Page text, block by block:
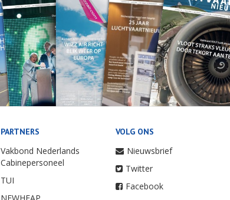
PARTNERS
Vakbond Nederlands
Cabinepersoneel
TUI
NEWHEAP
VOLG ONS
Nieuwsbrief
Twitter
Facebook